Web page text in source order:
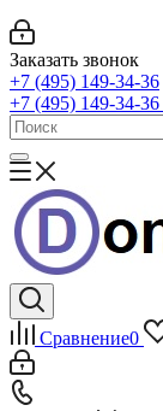
Заказать звонок
+7 (495) 149-34-36
+7 (495) 149-34-36
Сравнение0